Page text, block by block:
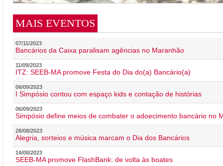
MAIS EVENTOS
07/11/2023
Bancários da Caixa paralisam agências no Maranhão
11/09/2023
ITZ: SEEB-MA promove Festa do Dia do(a) Bancário(a)
06/09/2023
I Simpósio contou com espaço kids e contação de histórias
06/09/2023
Simpósio define meios de combater o adoecimento bancário no
28/08/2023
Alegria, sorteios e música marcam o Dia dos Bancários
14/08/2023
SEEB-MA promove FlashBank: de volta às boates